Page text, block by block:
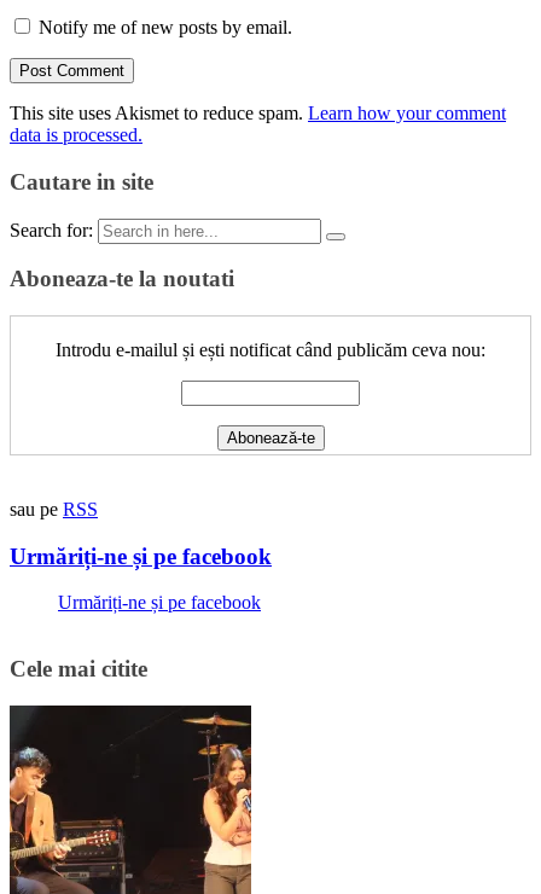
Notify me of new posts by email.
This site uses Akismet to reduce spam. Learn how your comment
data is processed.
Cautare in site
Search for:
Aboneaza-te la noutati
Introdu e-mailul și ești notificat când publicăm ceva nou:
sau pe RSS
Urmăriți-ne și pe facebook
Urmăriți-ne și pe facebook
Cele mai citite